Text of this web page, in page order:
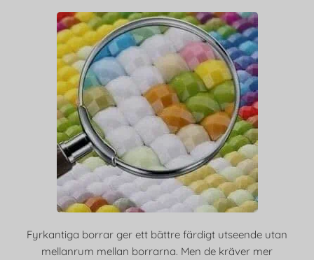
Fyrkantiga borrar ger ett bättre färdigt utseende utan
mellanrum mellan borrarna. Men de kräver mer